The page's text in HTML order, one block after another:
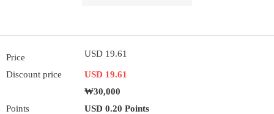
Price USD 19.61
Discount price
USD 19.61
₩30,000
Points
USD 0.20 Points